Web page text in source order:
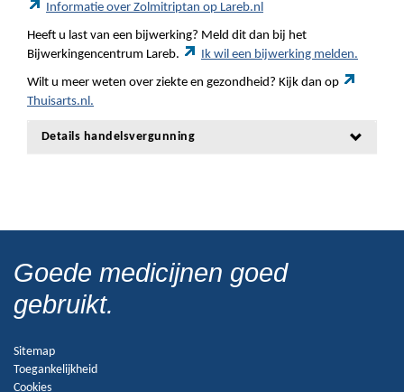
Informatie over Zolmitriptan op Lareb.nl
Heeft u last van een bijwerking? Meld dit dan bij het
Bijwerkingencentrum Lareb.
Ik wil een bijwerking melden.
Wilt u meer weten over ziekte en gezondheid? Kijk dan op
Thuisarts.nl.
Details handelsvergunning
Goede medicijnen goed
gebruikt.
Sitemap
Toegankelijkheid
Cookies